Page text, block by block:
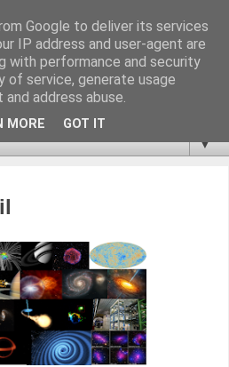
là haut
Astroparticules, Cosmologie.
ISSN 2272-5768
▼
Google to deliver its services
IP address and user-agent are
with performance and security
of service, generate usage
address abuse.
MORE GOT IT